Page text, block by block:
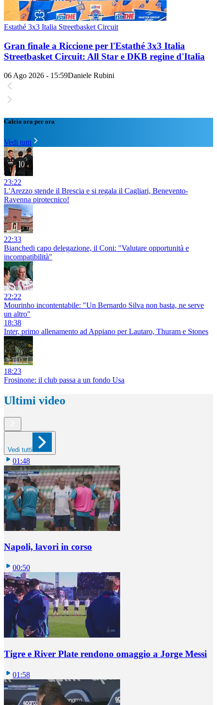
Estathé 3x3 Italia Streetbasket Circuit
Gran finale a Riccione per l'Estathé 3x3 Italia
Streetbasket Circuit: All Star e DKB regine d'Italia
06 Ago 2026 - 15:59Daniele Rubini
Calcio ora per ora
Vedi tutti
23:22
L'Arezzo stende il Brescia e si regala il Cagliari, Benevento-
Ravenna pirotecnico!
22:33
Bianchedi capo delegazione, il Coni: "Valutare opportunità e
incompatibilità"
22:22
Mourinho incontentabile: "Un Bernardo Silva non basta, ne serve
un altro"
18:38
Inter, primo allenamento ad Appiano per Lautaro, Thuram e Stones
18:23
Frosinone: il club passa a un fondo Usa
Ultimi video
Vedi tutti
01:48
Napoli, lavori in corso
00:50
Tigre e River Plate rendono omaggio a Jorge Messi
01:58